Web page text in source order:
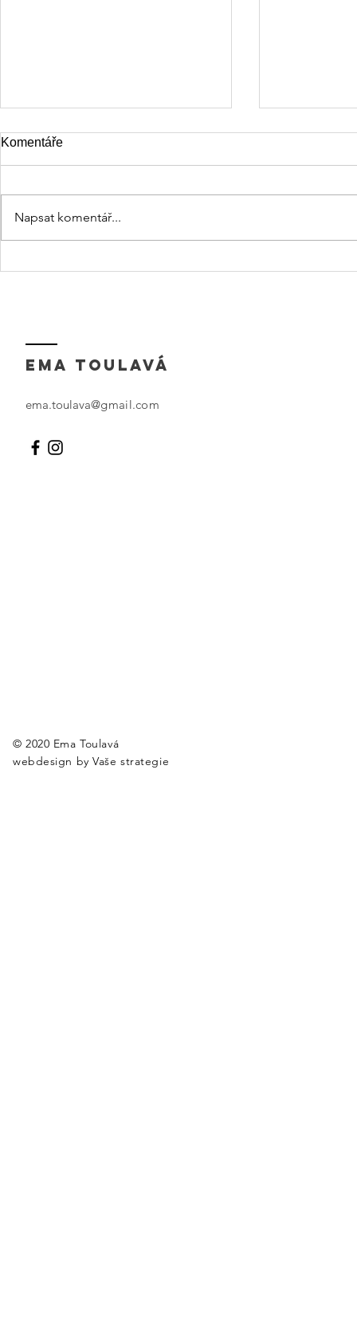
Odvaha být
Komentáře
Napsat komentář...
EMA TOULAVÁ
ema.toulava@gmail.com
© 2020 Ema Toulavá
webdesign byVaše strategie